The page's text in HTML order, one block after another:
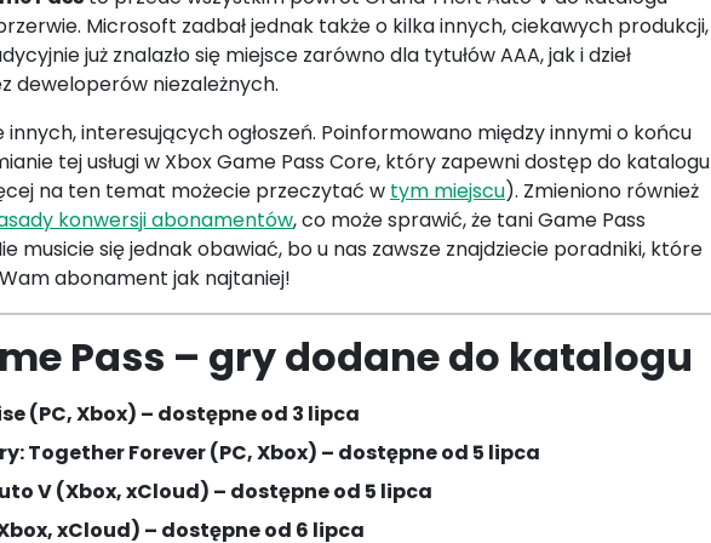
przerwie. Microsoft zadbał jednak także o kilka innych, ciekawych produkcji,
już znalazło się miejsce zarówno dla tytułów AAA, jak i dzieł
deweloperów niezależnych.
innych, interesujących ogłoszeń. Poinformowano między innymi o końcu
tej usługi w Xbox Game Pass Core, który zapewni dostęp do katalogu
na ten temat możecie przeczytać w tym miejscu). Zmieniono również
konwersji abonamentów, co może sprawić, że tani Game Pass
musicie się jednak obawiać, bo u nas zawsze znajdziecie poradniki, które
abonament jak najtaniej!
Pass – gry dodane do katalogu
(PC, Xbox) – dostępne od 3 lipca
Together Forever (PC, Xbox) – dostępne od 5 lipca
V (Xbox, xCloud) – dostępne od 5 lipca
xCloud) – dostępne od 6 lipca